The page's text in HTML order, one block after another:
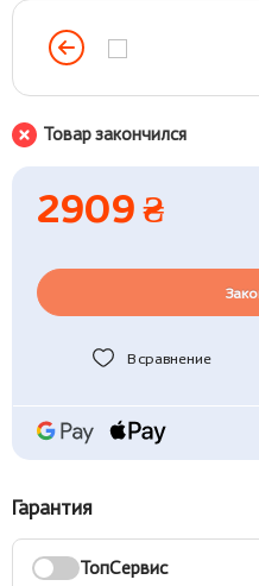
Товар закончился
2909 ₴
В сравнение
Гарантия
ТопСервис